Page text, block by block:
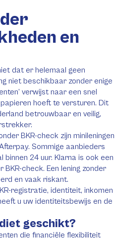
en
dat er helemaal geen
niet beschikbaar zonder enige
verwijst naar een snel
hoeft te versturen. Dit
betrouwbaar en veilig,
BKR-check zijn minileningen
Sommige aanbieders
binnen 24 uur. Klarna is ook een
check. Een lening zonder
en vaak riskant.
registratie, identiteit, inkomen
u uw identiteitsbewijs en de
geschikt?
die financiële flexibiliteit